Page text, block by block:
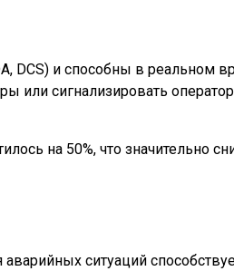
DCS) и способны в реальном
или сигнализировать
на 50%, что значительно
ситуаций